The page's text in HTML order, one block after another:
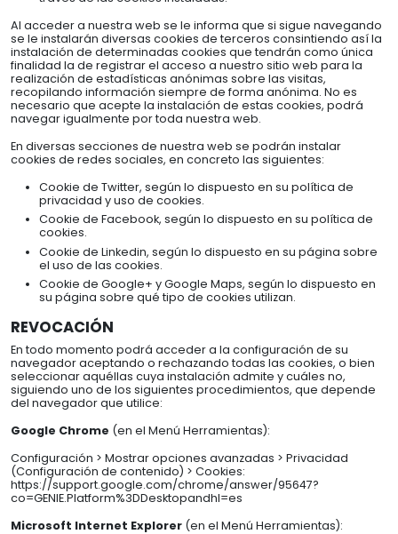
Al acceder a nuestra web se le informa que si sigue navegando
se le instalarán diversas cookies de terceros consintiendo así la
instalación de determinadas cookies que tendrán como única
finalidad la de registrar el acceso a nuestro sitio web para la
realización de estadísticas anónimas sobre las visitas,
recopilando información siempre de forma anónima. No es
necesario que acepte la instalación de estas cookies, podrá
navegar igualmente por toda nuestra web.
En diversas secciones de nuestra web se podrán instalar
cookies de redes sociales, en concreto las siguientes:
Cookie de Twitter, según lo dispuesto en su política de
privacidad y uso de cookies.
Cookie de Facebook, según lo dispuesto en su política de
cookies.
Cookie de Linkedin, según lo dispuesto en su página sobre
el uso de las cookies.
Cookie de Google+ y Google Maps, según lo dispuesto en
su página sobre qué tipo de cookies utilizan.
REVOCACIÓN
En todo momento podrá acceder a la configuración de su
navegador aceptando o rechazando todas las cookies, o bien
seleccionar aquéllas cuya instalación admite y cuáles no,
siguiendo uno de los siguientes procedimientos, que depende
del navegador que utilice:
Google Chrome (en el Menú Herramientas):
Configuración > Mostrar opciones avanzadas > Privacidad
(Configuración de contenido) > Cookies:
https://support.google.com/chrome/answer/95647?
co=GENIE.Platform%3DDesktopandhl=es
Microsoft Internet Explorer (en el Menú Herramientas):